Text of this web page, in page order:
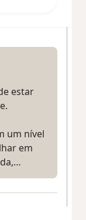
estar
um nível
em